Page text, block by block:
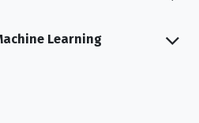
Learning